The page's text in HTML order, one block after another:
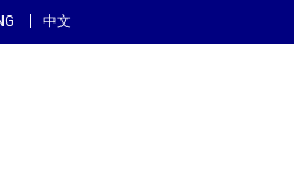
中文
รมการเรียนรู้